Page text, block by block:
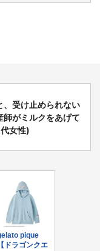
、受け止められない
がミルクをあげて
女性)